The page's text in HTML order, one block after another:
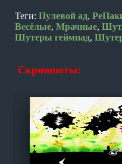
Теги: Пулевой ад,
Весёлые, Мрачные,
Шутеры геймпад,
Скриншоты: